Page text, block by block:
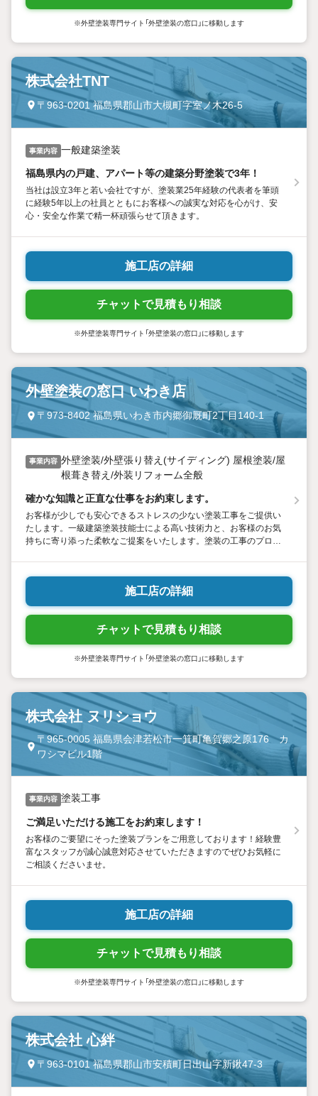
※外壁塗装専門サイト「外壁塗装の窓口」に移動します
株式会社TNT
〒963-0201 福島県郡山市大槻町字室ノ木26-5
事業内容 一般建築塗装
福島県内の戸建、アパート等の建築分野塗装で3年！
当社は設立3年と若い会社ですが、塗装業25年経験の代表者を筆頭
に経験5年以上の社員とともにお客様への誠実な対応を心がけ、安
心・安全な作業で精一杯頑張らせて頂きます。
施工店の詳細
チャットで見積もり相談
※外壁塗装専門サイト「外壁塗装の窓口」に移動します
外壁塗装の窓口 いわき店
〒973-8402 福島県いわき市内郷御厩町2丁目140-1
事業内容 外壁塗装/外壁張り替え(サイディング) 屋根塗装/屋
根葺き替え/外装リフォーム全般
確かな知識と正直な仕事をお約束します。
お客様が少しでも安心できるストレスの少ない塗装工事をご提供い
たします。一級建築塗装技能士による高い技術力と、お客様のお気
持ちに寄り添った柔軟なご提案をいたします。塗装の工事のプロが
施工店の詳細
チャットで見積もり相談
※外壁塗装専門サイト「外壁塗装の窓口」に移動します
株式会社 ヌリショウ
〒965-0005 福島県会津若松市一箕町亀賀郷之原176 カ
ワシマビル1階
事業内容 塗装工事
ご満足いただける施工をお約束します！
お客様のご要望にそった塗装プランをご用意しております！経験豊
富なスタッフが誠心誠意対応させていただきますのでぜひお気軽に
ご相談くださいませ。
施工店の詳細
チャットで見積もり相談
※外壁塗装専門サイト「外壁塗装の窓口」に移動します
株式会社 心絆
〒963-0101 福島県郡山市安積町日出山字新鍬47-3